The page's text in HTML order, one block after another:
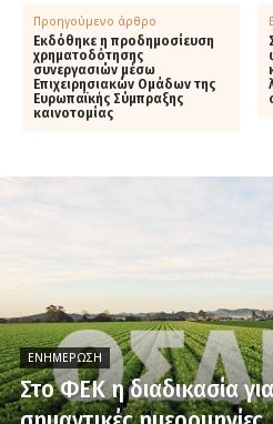
Προηγούμενο άρθρο
Εκδόθηκε η προδημοσίευση
χρηματοδότησης
συνεργασιών μέσω
Επιχειρησιακών Ομάδων της
Ευρωπαϊκής Σύμπραξης
καινοτομίας
ΕΝΗΜΈΡΩΣΗ
Στο ΦΕΚ η διαδικασία